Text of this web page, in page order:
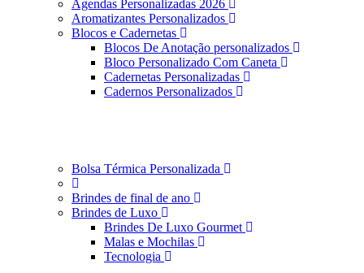
Agendas Personalizadas 2026
Aromatizantes Personalizados
Blocos e Cadernetas
Blocos De Anotação personalizados
Bloco Personalizado Com Caneta
Cadernetas Personalizadas
Cadernos Personalizados
Bolsa Térmica Personalizada
Brindes de final de ano
Brindes de Luxo
Brindes De Luxo Gourmet
Malas e Mochilas
Tecnologia